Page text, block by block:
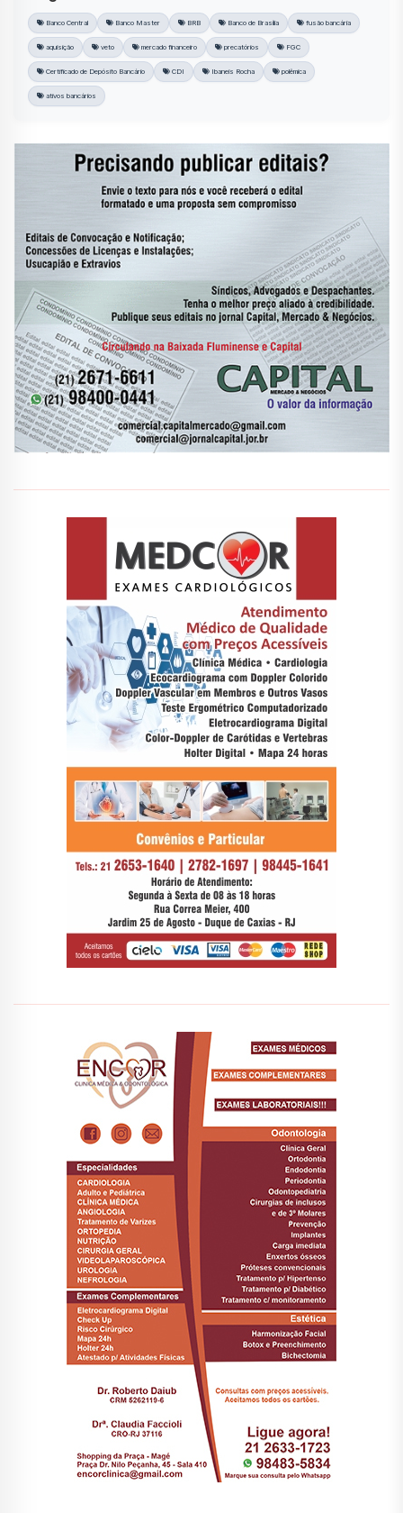
Banco Central Banco Master BRB Banco de Brasília fusão bancária
aquisição veto mercado financeiro precatórios FGC
Certificado de Depósito Bancário CDI Ibaneis Rocha polêmica
ativos bancários